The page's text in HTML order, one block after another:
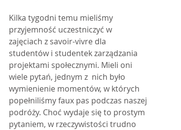
Kilka tygodni temu mieliśmy
przyjemność uczestniczyć w
zajęciach z savoir-vivre dla
studentów i studentek zarządzania
projektami społecznymi. Mieli oni
wiele pytań, jednym z  nich było
wymienienie momentów, w których
popełniliśmy faux pas podczas naszej
podróży. Choć wydaje się to prostym
pytaniem, w rzeczywistości trudno